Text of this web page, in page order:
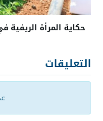
حكاية المرأة الريفية
التعليقات